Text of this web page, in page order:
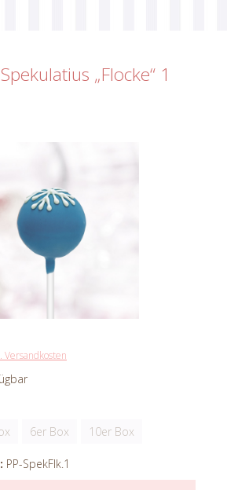
„Flocke“ 1
Versandkosten
6er Box 10er Box
PP-SpekFlk.1